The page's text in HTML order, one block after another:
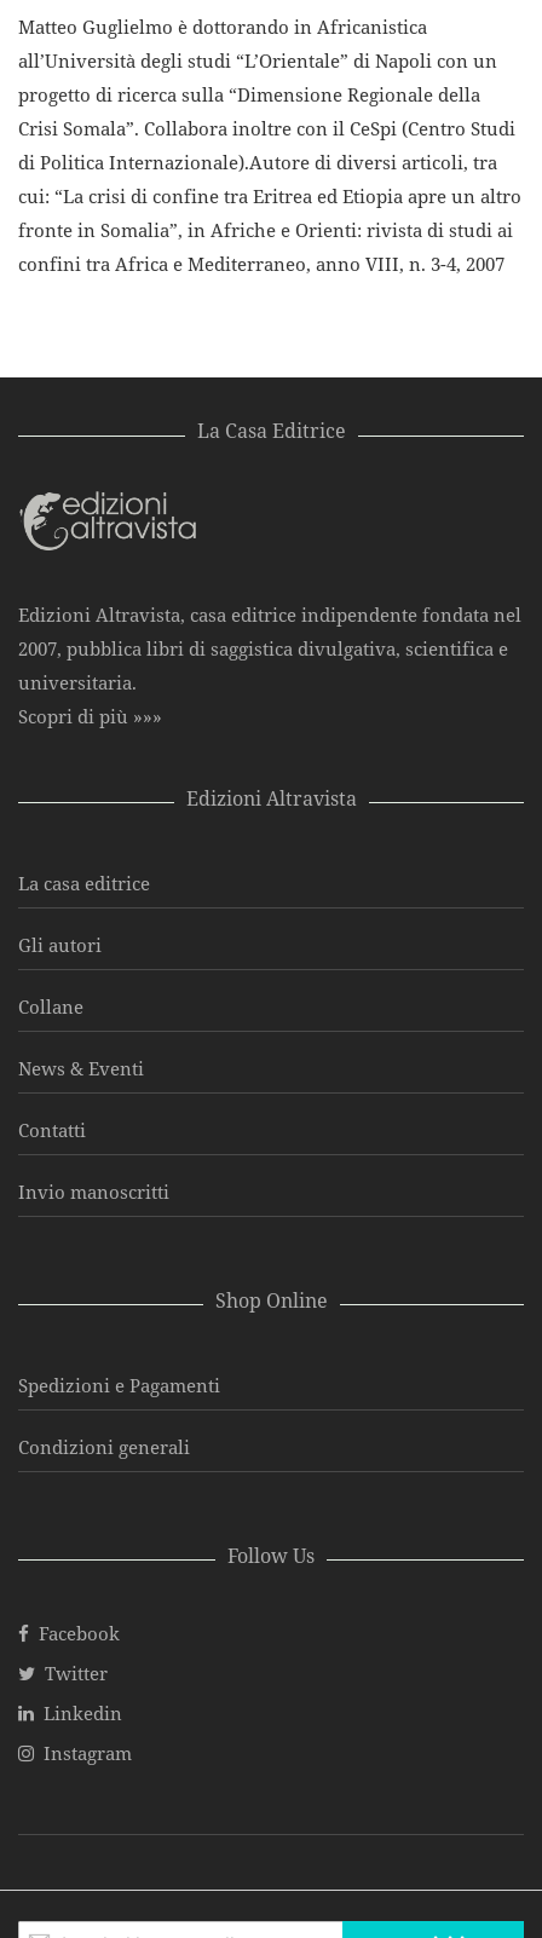
Matteo Guglielmo è dottorando in Africanistica
all’Università degli studi “L’Orientale” di Napoli con un
progetto di ricerca sulla “Dimensione Regionale della
Crisi Somala”. Collabora inoltre con il CeSpi (Centro Studi
di Politica Internazionale).Autore di diversi articoli, tra
cui: “La crisi di confine tra Eritrea ed Etiopia apre un altro
fronte in Somalia”, in Afriche e Orienti: rivista di studi ai
confini tra Africa e Mediterraneo, anno VIII, n. 3-4, 2007
La Casa Editrice
Edizioni Altravista, casa editrice indipendente fondata nel
2007, pubblica libri di saggistica divulgativa, scientifica e
universitaria.
Scopri di più »»»
Edizioni Altravista
La casa editrice
Gli autori
Collane
News & Eventi
Contatti
Invio manoscritti
Shop Online
Spedizioni e Pagamenti
Condizioni generali
Follow Us
Facebook
Twitter
Linkedin
Instagram